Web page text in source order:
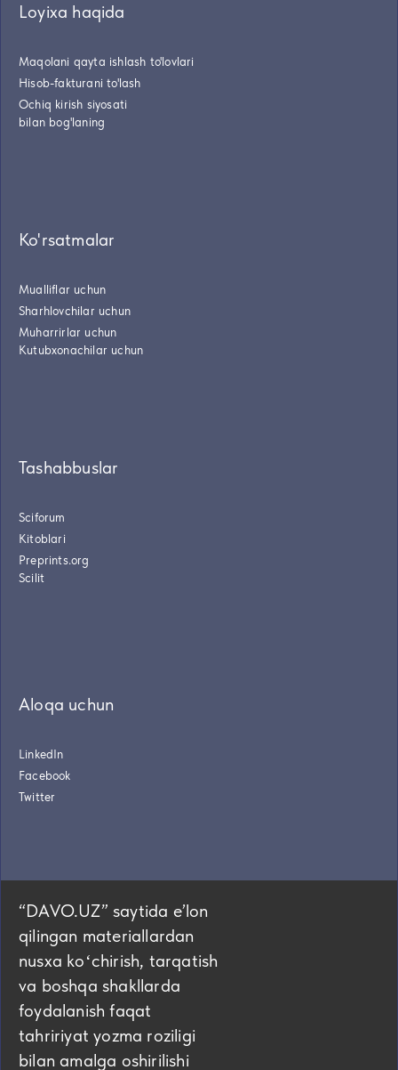
Loyixa haqida
Maqolani qayta ishlash to'lovlari
Hisob-fakturani to'lash
Ochiq kirish siyosati
bilan bog'laning
Ko'rsatmalar
Mualliflar uchun
Sharhlovchilar uchun
Muharrirlar uchun
Kutubxonachilar uchun
Tashabbuslar
Sciforum
Kitoblari
Preprints.org
Scilit
Aloqa uchun
LinkedIn
Facebook
Twitter
“DAVO.UZ” saytida eʼlon
qilingan materiallardan
nusxa koʻchirish, tarqatish
va boshqa shakllarda
foydalanish faqat
tahririyat yozma roziligi
bilan amalga oshirilishi